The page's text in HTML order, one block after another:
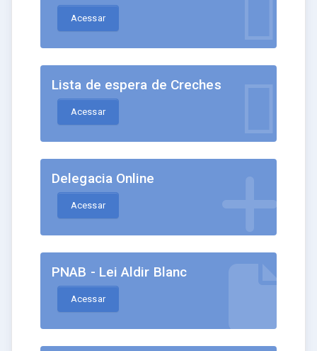
Acessar
Lista de espera de Creches
Acessar
Delegacia Online
Acessar
PNAB - Lei Aldir Blanc
Acessar